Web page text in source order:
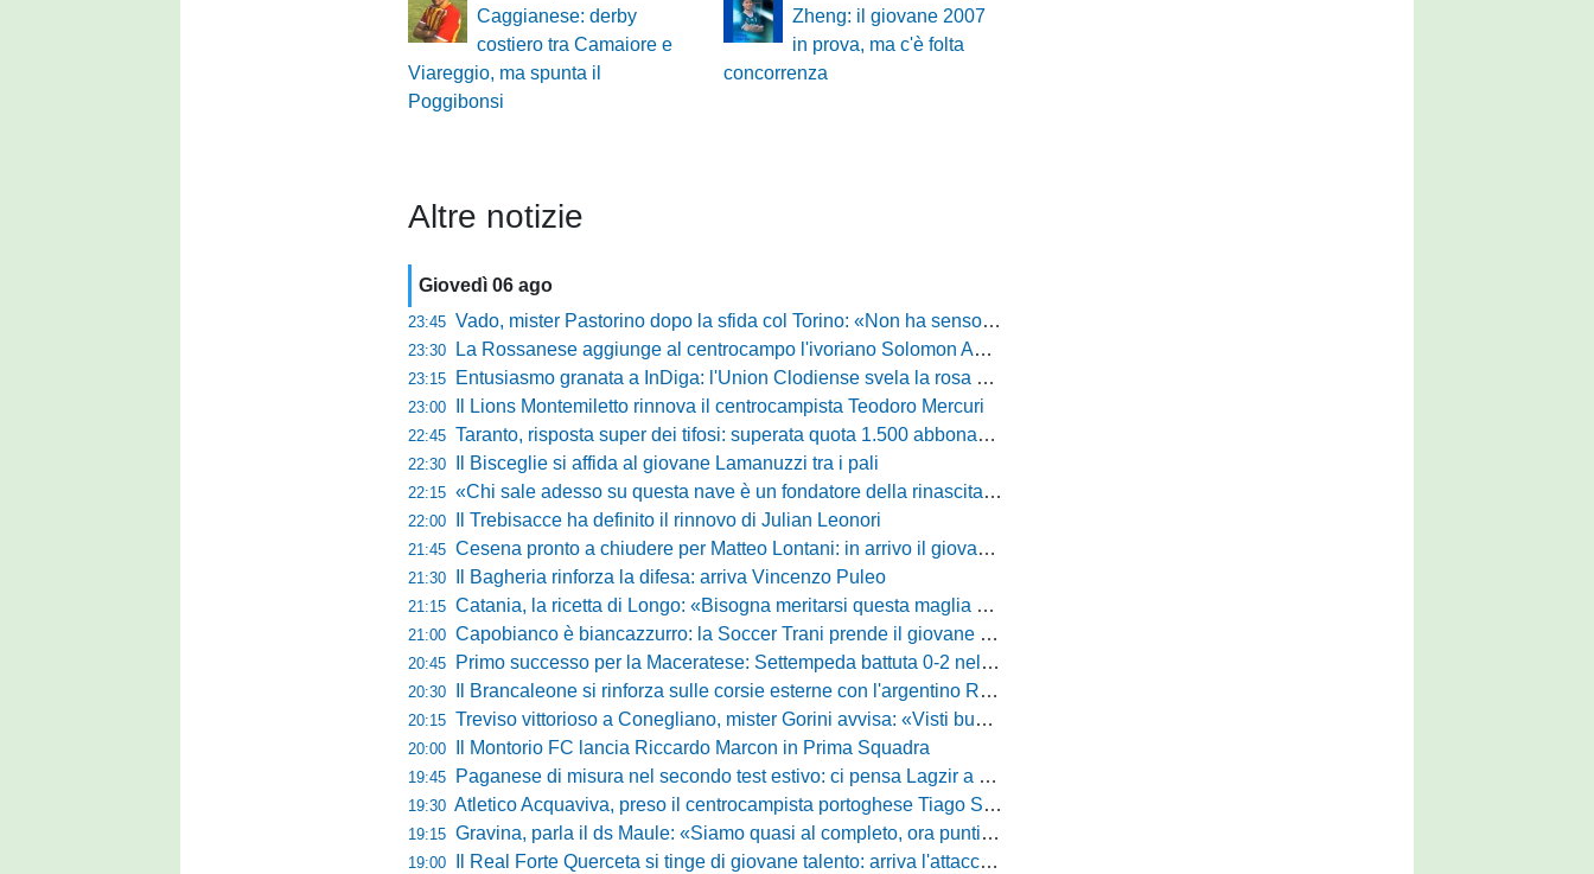
Caggianese: derby
costiero tra Camaiore e
Viareggio, ma spunta il
Poggibonsi
Zheng: il giovane 2007
in prova, ma c'è folta
concorrenza
Altre notizie
Giovedì 06 ago
23:45 Vado, mister Pastorino dopo la sfida col Torino: «Non ha senso chiudersi e fare le barricate»
23:30 La Rossanese aggiunge al centrocampo l'ivoriano Solomon Andrews Manu
23:15 Entusiasmo granata a InDiga: l'Union Clodiense svela la rosa per la nuova annata
23:00 Il Lions Montemiletto rinnova il centrocampista Teodoro Mercuri
22:45 Taranto, risposta super dei tifosi: superata quota 1.500 abbonamenti
22:30 Il Bisceglie si affida al giovane Lamanuzzi tra i pali
22:15 «Chi sale adesso su questa nave è un fondatore della rinascita»: Davis carica l'ambiente Messina
22:00 Il Trebisacce ha definito il rinnovo di Julian Leonori
21:45 Cesena pronto a chiudere per Matteo Lontani: in arrivo il giovane talento dello Spezia
21:30 Il Bagheria rinforza la difesa: arriva Vincenzo Puleo
21:15 Catania, la ricetta di Longo: «Bisogna meritarsi questa maglia ogni singolo giorno»
21:00 Capobianco è biancazzurro: la Soccer Trani prende il giovane attaccante ex Monopoli
20:45 Primo successo per la Maceratese: Settempeda battuta 0-2 nella ripresa
20:30 Il Brancaleone si rinforza sulle corsie esterne con l'argentino Rotela
20:15 Treviso vittorioso a Conegliano, mister Gorini avvisa: «Visti buoni spunti, ma c'è ancora tanto da lavorare»
20:00 Il Montorio FC lancia Riccardo Marcon in Prima Squadra
19:45 Paganese di misura nel secondo test estivo: ci pensa Lagzir a piegare l'Equipe Campania
19:30 Atletico Acquaviva, preso il centrocampista portoghese Tiago Santos
19:15 Gravina, parla il ds Maule: «Siamo quasi al completo, ora puntiamo sugli esterni d'attacco»
19:00 Il Real Forte Querceta si tinge di giovane talento: arriva l'attaccante Lucchesi